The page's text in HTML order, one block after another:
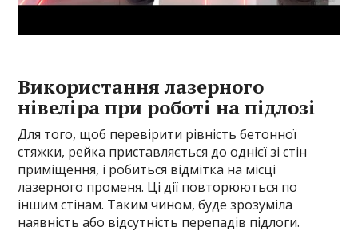
Використання лазерного
нівеліра при роботі на підлозі
Для того, щоб перевірити рівність бетонної
стяжки, рейка приставляється до однієї зі стін
приміщення, і робиться відмітка на місці
лазерного променя. Ці дії повторюються по
іншим стінам. Таким чином, буде зрозуміла
наявність або відсутність перепадів підлоги.